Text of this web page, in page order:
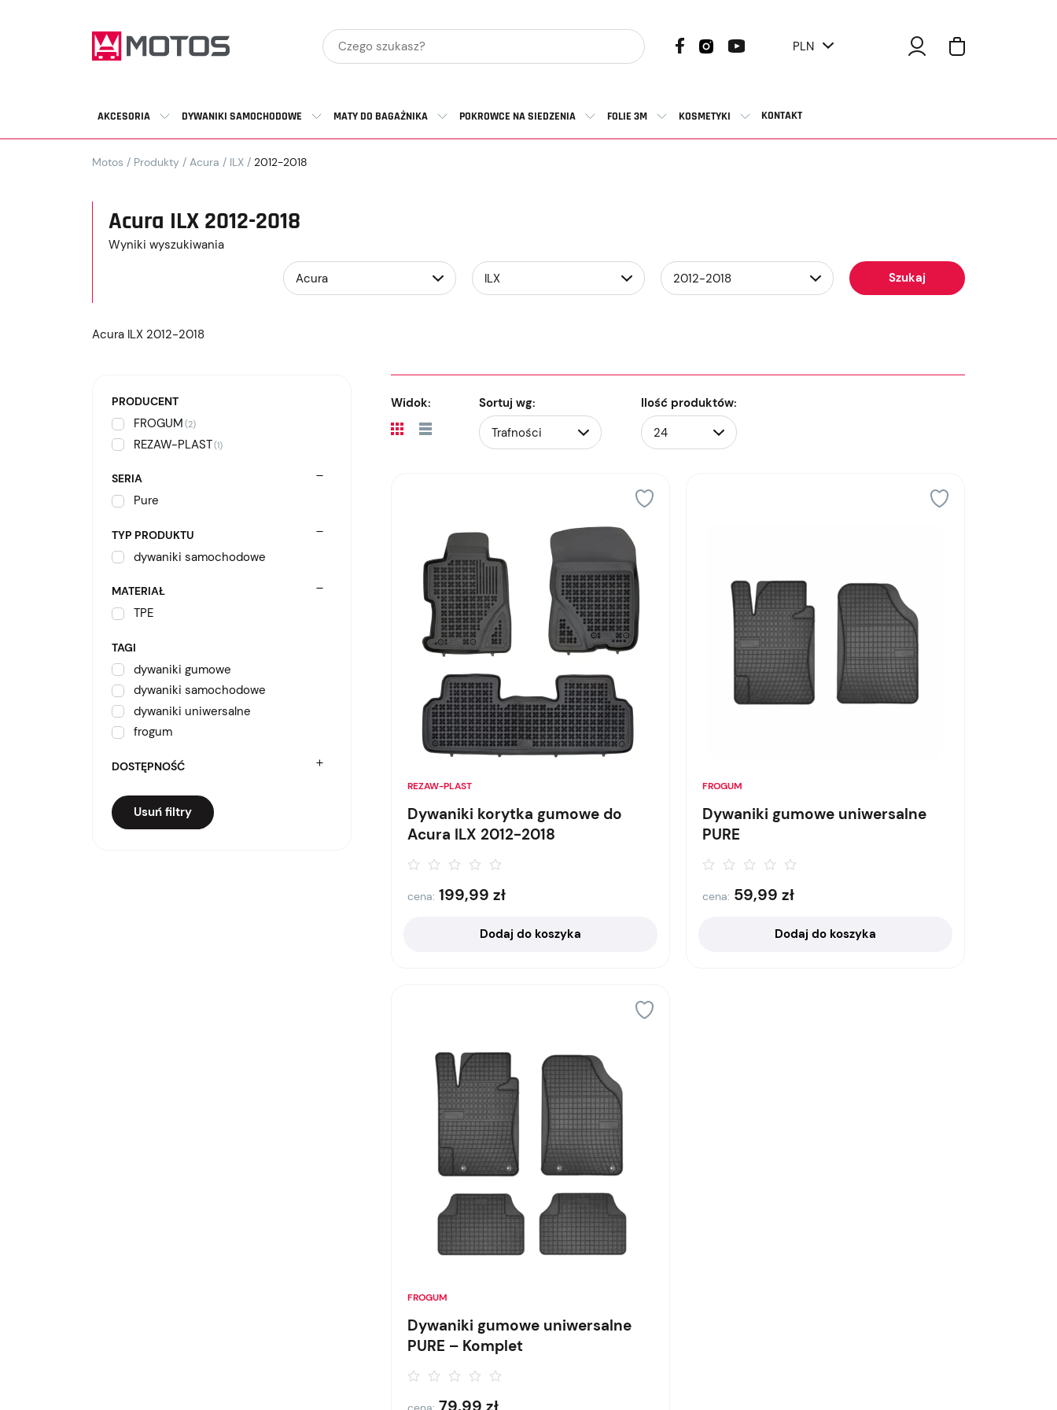
PLN
AKCESORIA DYWANIKI SAMOCHODOWE MATY DO BAGAŻNIKA POKROWCE NA SIEDZENIA FOLIE 3M KOSMETYKI KONTAKT
Motos / Produkty / Acura / ILX / 2012-2018
Acura ILX 2012-2018
Wyniki wyszukiwania
Szukaj
Acura ILX 2012-2018
PRODUCENT
FROGUM (2)
REZAW-PLAST(1)
SERIA
Pure
TYP PRODUKTU
dywaniki samochodowe
MATERIAŁ
TPE
TAGI
dywaniki gumowe
dywaniki samochodowe
dywaniki uniwersalne
frogum
DOSTĘPNOŚĆ
Usuń filtry
Widok: Ilość produktów:
Sortuj wg:
REZAW-PLAST
Dywaniki korytka gumowe do
Acura ILX 2012-2018
cena: 199,99zł
Dodaj do koszyka
FROGUM
Dywaniki gumowe uniwersalne
PURE
cena: 59,99 zł
Dodaj do koszyka
FROGUM
Dywaniki gumowe uniwersalne
PURE – Komplet